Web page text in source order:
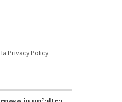
Privacy Policy